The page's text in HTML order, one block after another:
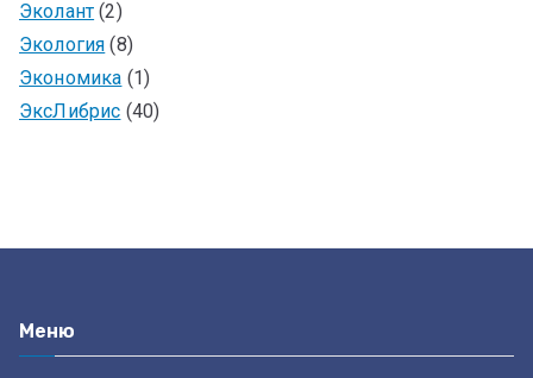
Эколант (2)
Экология (8)
Экономика (1)
ЭксЛибрис (40)
Меню